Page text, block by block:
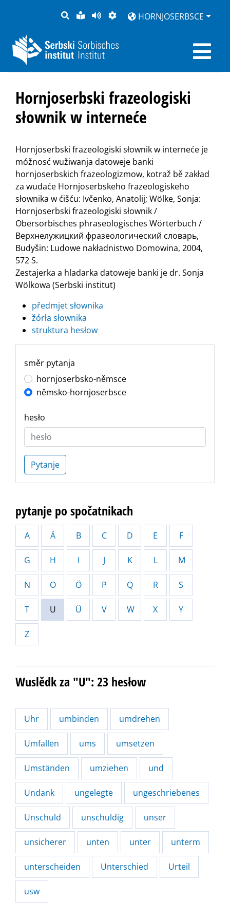
PYTANJE
LOCHKA
RĚČ
STRONU
PŘEDČITAĆ
ZWOBRAZNJENJE
HORNJOSERBSCE
Hornjoserbski frazeologiski
słownik w interneće
Hornjoserbski frazeologiski słownik w interneće je
móžnosć wužiwanja datoweje banki
hornjoserbskich frazeologizmow, kotraž bě zakład
za wudaće Hornjoserbskeho frazeologiskeho
słownika w ćišću: Ivčenko, Anatolij; Wölke, Sonja:
Hornjoserbski frazeologiski słownik /
Obersorbisches phraseologisches Wörterbuch /
Верхнелужицкий фразеологический словарь,
Budyšin: Ludowe nakładnistwo Domowina, 2004,
572 S.
Zestajerka a hladarka datoweje banki je dr. Sonja
Wölkowa (Serbski institut)
předmjet słownika
žórła słownika
struktura hesłow
směr pytanja
hornjoserbsko-němsce
němsko-hornjoserbsce
hesło
Pytanje
pytanje po spočatnikach
A Ä B C D E F
G H I J K L M
N O Ö P Q R S
T U Ü V W X Y
Z
Wuslědk za "U": 23 hesłow
Uhr umbinden umdrehen
Umfallen ums umsetzen
Umständen umziehen und
Undank ungelegte ungeschriebenes
Unschuld unschuldig unser
unsicherer unten unter unterm
unterscheiden Unterschied Urteil
usw